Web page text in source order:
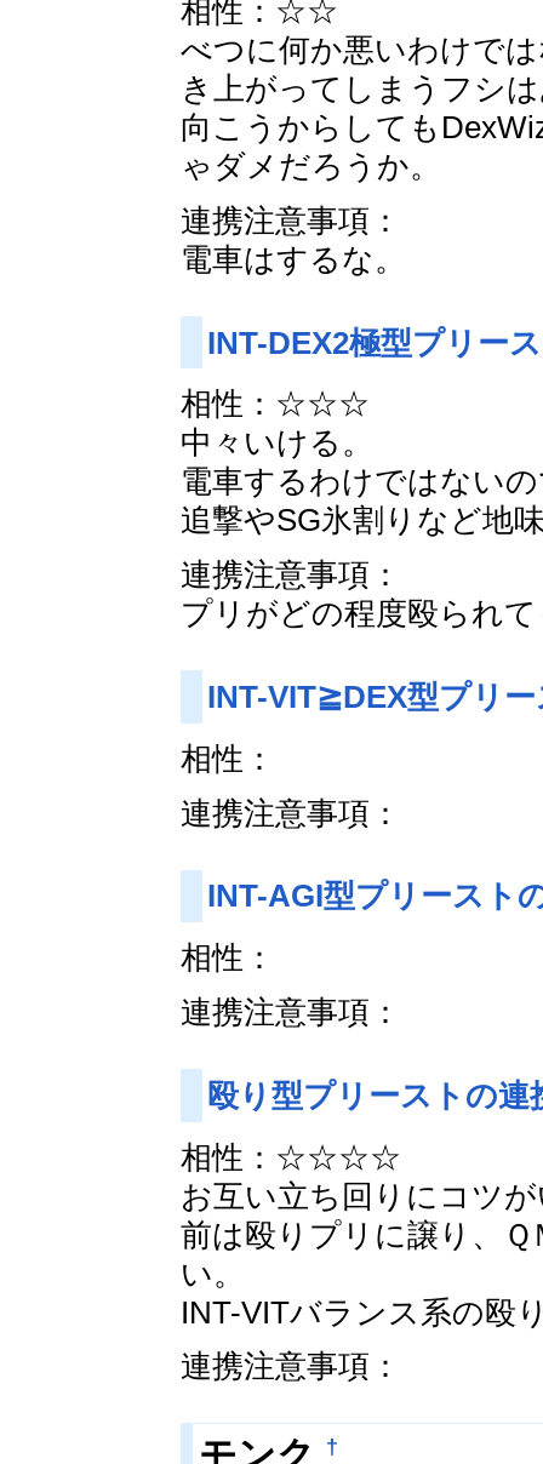
相性：☆☆
べつに何か悪いわけで
き上がってしまうフシ
向こうからしても
ゃダメだろうか。
連携注意事項：
電車はするな。
INT-DEX2極型プリー
相性：☆☆☆
中々いける。
電車するわけではない
追撃やSG氷割りなど地
連携注意事項：
プリがどの程度殴られ
INT-VIT≧DEX型プリ
相性：
連携注意事項：
INT-AGI型プリースト
相性：
連携注意事項：
殴り型プリーストの連
相性：☆☆☆☆
お互い立ち回りにコツ
前は殴りプリに譲り、
い。
INT-VITバランス系の
連携注意事項：
モンク †